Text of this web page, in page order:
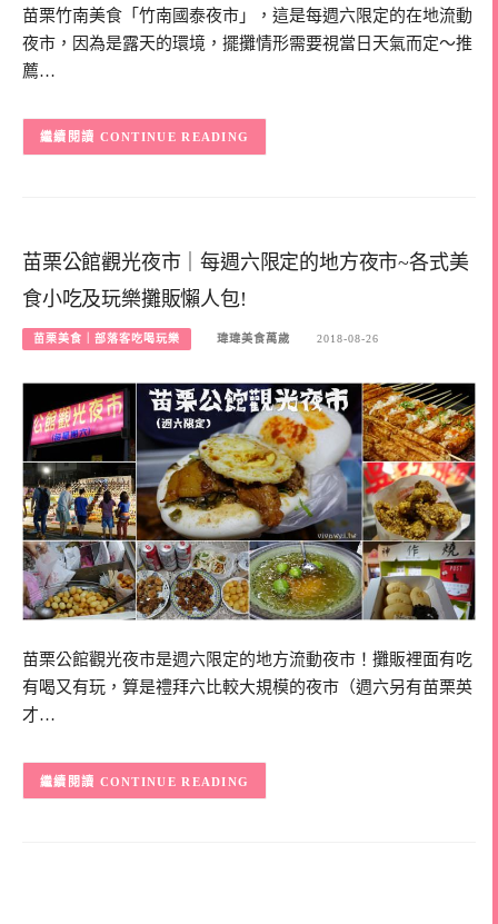
苗栗竹南美食「竹南國泰夜市」，這是每週六限定的在地流動
夜市，因為是露天的環境，擺攤情形需要視當日天氣而定～推
薦…
CONTINUE READING
苗栗公館觀光夜市｜每週六限定的地方夜市~各式美
食小吃及玩樂攤販懶人包!
苗栗美食｜部落客吃喝玩樂 瑋瑋美食萬歲 2018-08-26
苗栗公館觀光夜市是週六限定的地方流動夜市！攤販裡面有吃
有喝又有玩，算是禮拜六比較大規模的夜市（週六另有苗栗英
才…
CONTINUE READING